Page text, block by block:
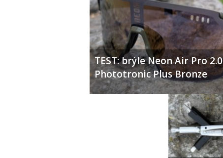
TEST: brýle Neon Air Pro 2.0
Phototronic Plus Bronze